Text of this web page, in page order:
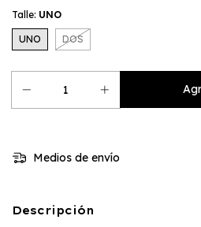
Talle: UNO
UNO DOS
Medios de envío
Descripción